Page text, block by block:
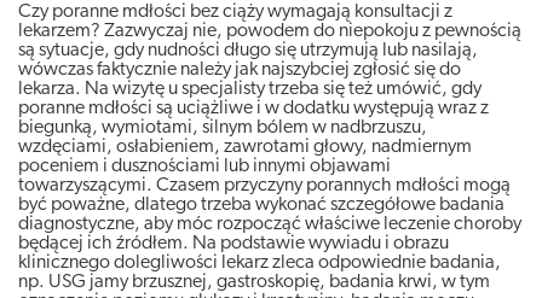
Czy poranne mdłości bez ciąży wymagają konsultacji z
lekarzem? Zazwyczaj nie, powodem do niepokoju z pewnością
są sytuacje, gdy nudności długo się utrzymują lub nasilają,
wówczas faktycznie należy jak najszybciej zgłosić się do
lekarza. Na wizytę u specjalisty trzeba się też umówić, gdy
poranne mdłości są uciążliwe i w dodatku występują wraz z
biegunką, wymiotami, silnym bólem w nadbrzuszu,
wzdęciami, osłabieniem, zawrotami głowy, nadmiernym
poceniem i dusznościami lub innymi objawami
towarzyszącymi. Czasem przyczyny porannych mdłości mogą
być poważne, dlatego trzeba wykonać szczegółowe badania
diagnostyczne, aby móc rozpocząć właściwe leczenie choroby
będącej ich źródłem. Na podstawie wywiadu i obrazu
klinicznego dolegliwości lekarz zleca odpowiednie badania,
np. USG jamy brzusznej, gastroskopię, badania krwi, w tym